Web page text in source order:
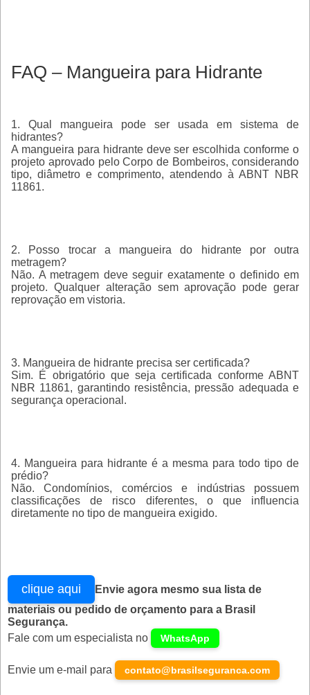
FAQ – Mangueira para Hidrante
1. Qual mangueira pode ser usada em sistema de
hidrantes?
A mangueira para hidrante deve ser escolhida conforme o
projeto aprovado pelo Corpo de Bombeiros, considerando
tipo, diâmetro e comprimento, atendendo à ABNT NBR
11861.
2. Posso trocar a mangueira do hidrante por outra
metragem?
Não. A metragem deve seguir exatamente o definido em
projeto. Qualquer alteração sem aprovação pode gerar
reprovação em vistoria.
3. Mangueira de hidrante precisa ser certificada?
Sim. É obrigatório que seja certificada conforme ABNT
NBR 11861, garantindo resistência, pressão adequada e
segurança operacional.
4. Mangueira para hidrante é a mesma para todo tipo de
prédio?
Não. Condomínios, comércios e indústrias possuem
classificações de risco diferentes, o que influencia
diretamente no tipo de mangueira exigido.
clique aqui
Envie agora mesmo sua lista de
materiais ou pedido de orçamento para a Brasil
Segurança.
Fale com um especialista no
WhatsApp
Envie um e-mail para contato@brasilseguranca.com